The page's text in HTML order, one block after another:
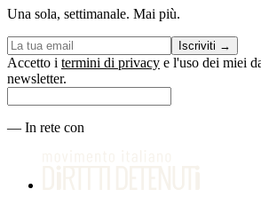
Una sola, settimanale. Mai più.
Iscriviti →
Accetto i termini di privacy e l'uso dei miei
newsletter.
— In rete con